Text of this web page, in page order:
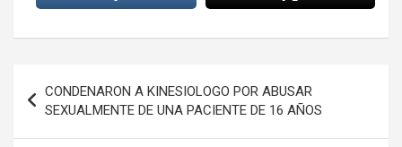
de
entradas
CONDENARON A KINESIOLOGO POR ABUSAR
SEXUALMENTE DE UNA PACIENTE DE 16 AÑOS